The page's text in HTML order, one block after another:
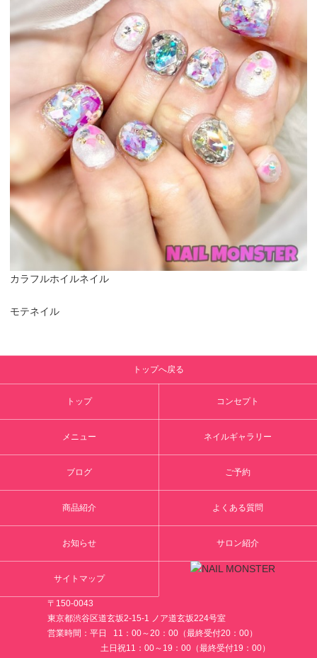
カラフルホイルネイル
モテネイル
トップへ戻る
トップ コンセプト
メニュー ネイルギャラリー
ブログ ご予約
商品紹介 よくある質問
お知らせ サロン紹介
サイトマップ
〒150-0043
東京都渋谷区道玄坂2-15-1 ノア道玄坂224号室
営業時間：平日 11：00～20：00（最終受付20：00）
土日祝11：00～19：00（最終受付19：00）